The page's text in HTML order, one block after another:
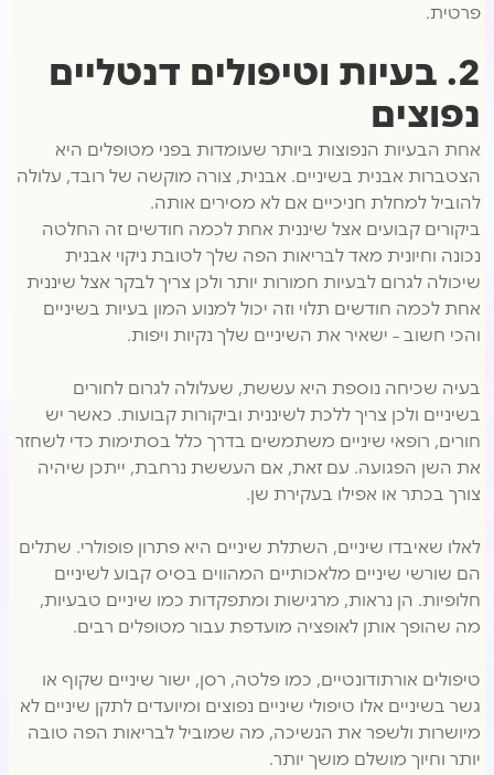
פרטית.
2. בעיות וטיפולים דנטליים
נפוצים
אחת הבעיות הנפוצות ביותר שעומדות בפני מטופלים היא
הצטברות אבנית בשיניים. אבנית, צורה מוקשה של רובד, עלולה
להוביל למחלת חניכיים אם לא מסירים אותה.
ביקורים קבועים אצל שיננית אחת לכמה חודשים זה החלטה
נכונה וחיונית מאד לבריאות הפה שלך לטובת ניקוי אבנית
שיכולה לגרום לבעיות חמורות יותר ולכן צריך לבקר אצל שיננית
אחת לכמה חודשים תלוי וזה יכול למנוע המון בעיות בשיניים
והכי חשוב – ישאיר את השיניים שלך נקיות ויפות.
בעיה שכיחה נוספת היא עששת, שעלולה לגרום לחורים
בשיניים ולכן צריך ללכת לשיננית וביקורות קבועות. כאשר יש
חורים, רופאי שיניים משתמשים בדרך כלל בסתימות כדי לשחזר
את השן הפגועה. עם זאת, אם העששת נרחבת, ייתכן שיהיה
צורך בכתר או אפילו בעקירת שן.
לאלו שאיבדו שיניים, השתלת שיניים היא פתרון פופולרי. שתלים
הם שורשי שיניים מלאכותיים המהווים בסיס קבוע לשיניים
חלופיות. הן נראות, מרגישות ומתפקדות כמו שיניים טבעיות,
מה שהופך אותן לאופציה מועדפת עבור מטופלים רבים.
טיפולים אורתודונטיים, כמו פלטה, רסן, ישור שיניים שקוף או
גשר בשיניים אלו טיפולי שיניים נפוצים ומיועדים לתקן שיניים לא
מיושרות ולשפר את הנשיכה, מה שמוביל לבריאות הפה טובה
יותר וחיוך מושלם מושך יותר.